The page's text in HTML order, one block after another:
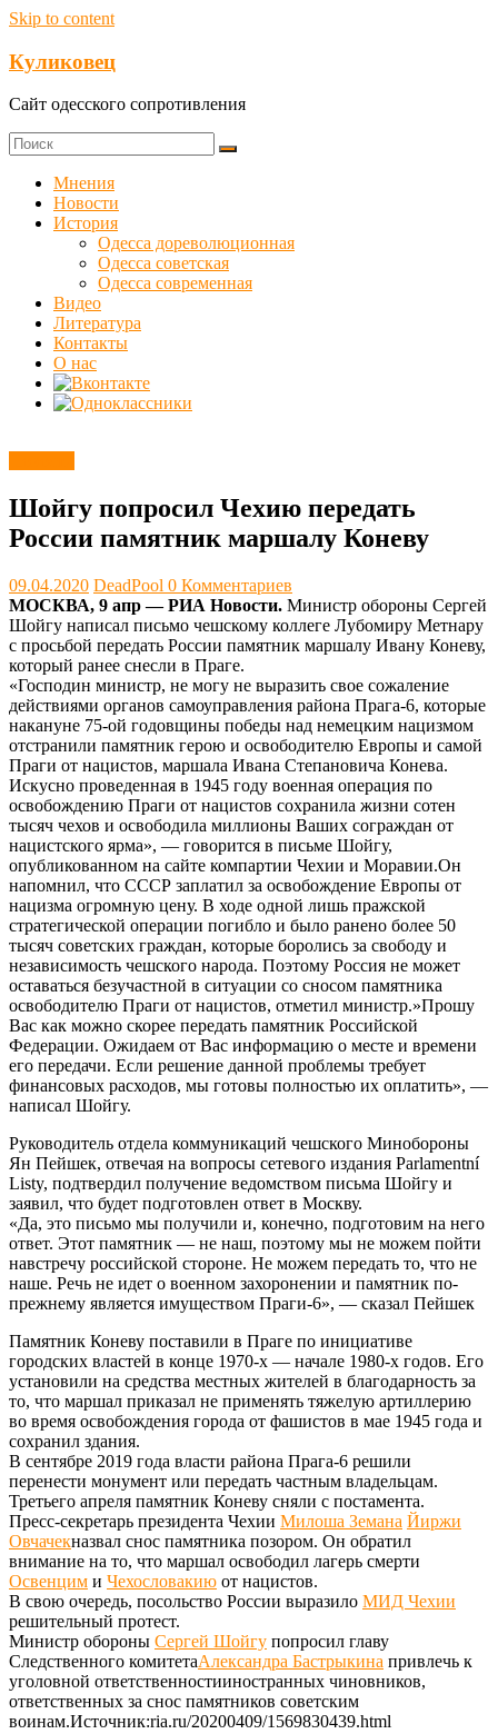
Skip to content
Куликовец
Сайт одесского сопротивления
Мнения
Новости
История
Одесса дореволюционная
Одесса советская
Одесса современная
Видео
Литература
Контакты
О нас
Шойгу попросил Чехию передать
России памятник маршалу Коневу
09.04.2020 DeadPool 0 Комментариев
МОСКВА, 9 апр — РИА Новости. Министр обороны Сергей
Шойгу написал письмо чешскому коллеге Лубомиру Метнару
с просьбой передать России памятник маршалу Ивану Коневу,
который ранее снесли в Праге.
«Господин министр, не могу не выразить свое сожаление
действиями органов самоуправления района Прага-6, которые
накануне 75-ой годовщины победы над немецким нацизмом
отстранили памятник герою и освободителю Европы и самой
Праги от нацистов, маршала Ивана Степановича Конева.
Искусно проведенная в 1945 году военная операция по
освобождению Праги от нацистов сохранила жизни сотен
тысяч чехов и освободила миллионы Ваших сограждан от
нацистского ярма», — говорится в письме Шойгу,
опубликованном на сайте компартии Чехии и Моравии.Он
напомнил, что СССР заплатил за освобождение Европы от
нацизма огромную цену. В ходе одной лишь пражской
стратегической операции погибло и было ранено более 50
тысяч советских граждан, которые боролись за свободу и
независимость чешского народа. Поэтому Россия не может
оставаться безучастной в ситуации со сносом памятника
освободителю Праги от нацистов, отметил министр.»Прошу
Вас как можно скорее передать памятник Российской
Федерации. Ожидаем от Вас информацию о месте и времени
его передачи. Если решение данной проблемы требует
финансовых расходов, мы готовы полностью их оплатить», —
написал Шойгу.
Руководитель отдела коммуникаций чешского Минобороны
Ян Пейшек, отвечая на вопросы сетевого издания Parlamentní
Listy, подтвердил получение ведомством письма Шойгу и
заявил, что будет подготовлен ответ в Москву.
«Да, это письмо мы получили и, конечно, подготовим на него
ответ. Этот памятник — не наш, поэтому мы не можем пойти
навстречу российской стороне. Не можем передать то, что не
наше. Речь не идет о военном захоронении и памятник по-
прежнему является имуществом Праги-6», — сказал Пейшек
Памятник Коневу поставили в Праге по инициативе
городских властей в конце 1970-х — начале 1980-х годов. Его
установили на средства местных жителей в благодарность за
то, что маршал приказал не применять тяжелую артиллерию
во время освобождения города от фашистов в мае 1945 года и
сохранил здания.
В сентябре 2019 года власти района Прага-6 решили
перенести монумент или передать частным владельцам.
Третьего апреля памятник Коневу сняли с постамента.
Пресс-секретарь президента Чехии Милоша Земана Йиржи
Овчачекназвал снос памятника позором. Он обратил
внимание на то, что маршал освободил лагерь смерти
Освенцим и Чехословакию от нацистов.
В свою очередь, посольство России выразило МИД Чехии
решительный протест.
Министр обороны Сергей Шойгу попросил главу
Следственного комитетаАлександра Бастрыкина привлечь к
уголовной ответственностииностранных чиновников,
ответственных за снос памятников советским
воинам.Источник:ria.ru/20200409/1569830439.html